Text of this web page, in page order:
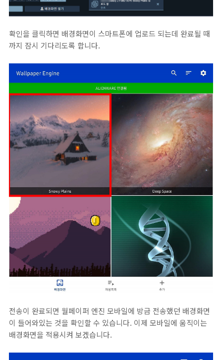
확인을 클릭하면 배경화면이 스마트폰에 업로드 되는데 완료될 때
까지 잠시 기다리도록 합니다.
전송이 완료되면 월페이퍼 엔진 모바일에 방금 전송했던 배경화면
이 들어와있는 것을 확인할 수 있습니다. 이제 모바일에 움직이는
배경화면을 적용시켜 보겠습니다.